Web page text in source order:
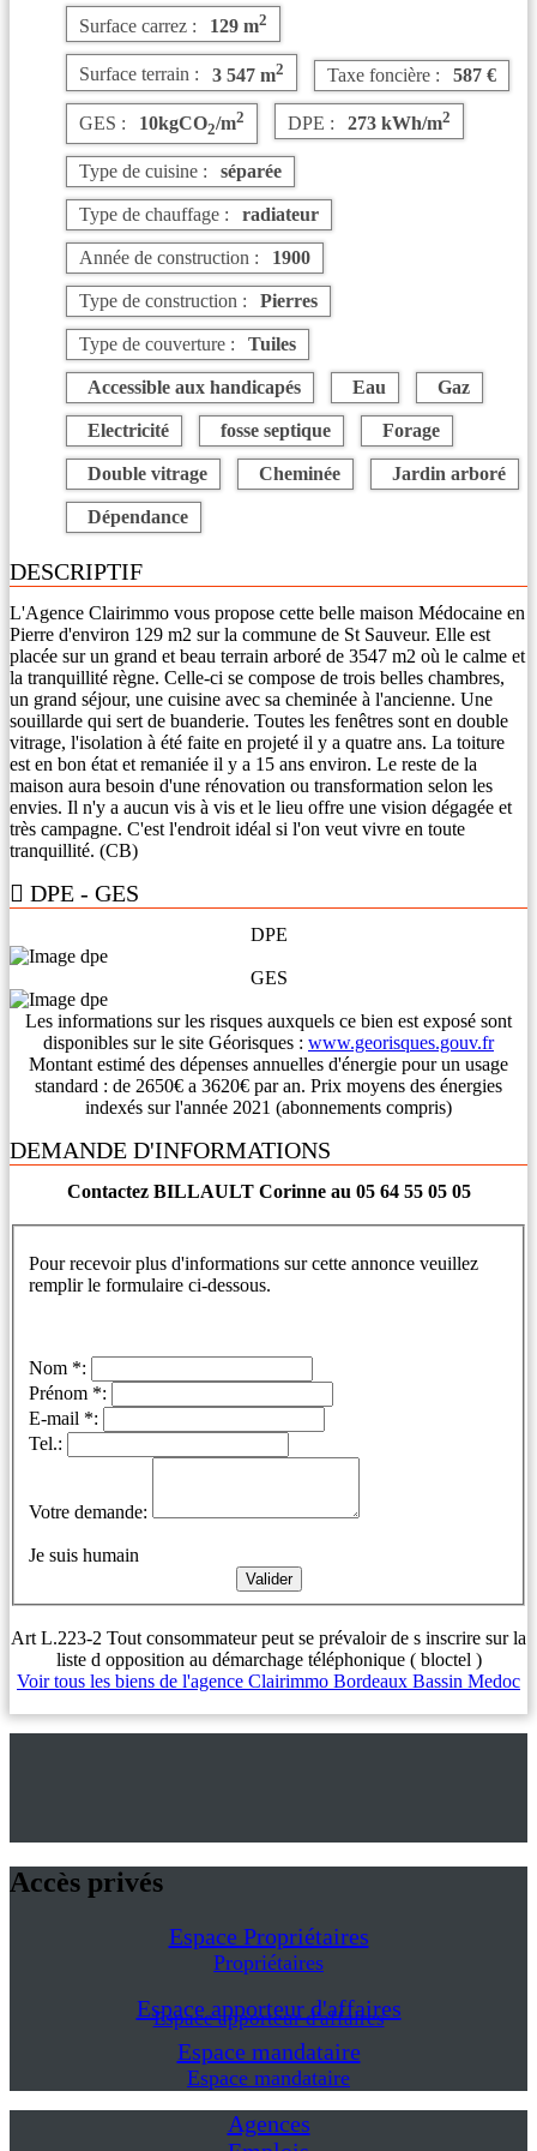
Surface carrez : 129 m2
Surface terrain : 3 547 m2 Taxe foncière : 587 €
GES : 10kgCO2/m2 DPE : 273 kWh/m2
Type de cuisine : séparée
Type de chauffage : radiateur
Année de construction : 1900
Type de construction : Pierres
Type de couverture : Tuiles
Accessible aux handicapés Eau Gaz
Electricité fosse septique Forage
Double vitrage Cheminée Jardin arboré
Dépendance
DESCRIPTIF
L'Agence Clairimmo vous propose cette belle maison Médocaine en
Pierre d'environ 129 m2 sur la commune de St Sauveur. Elle est
placée sur un grand et beau terrain arboré de 3547 m2 où le calme et
la tranquillité règne. Celle-ci se compose de trois belles chambres,
un grand séjour, une cuisine avec sa cheminée à l'ancienne. Une
souillarde qui sert de buanderie. Toutes les fenêtres sont en double
vitrage, l'isolation à été faite en projeté il y a quatre ans. La toiture
est en bon état et remaniée il y a 15 ans environ. Le reste de la
maison aura besoin d'une rénovation ou transformation selon les
envies. Il n'y a aucun vis à vis et le lieu offre une vision dégagée et
très campagne. C'est l'endroit idéal si l'on veut vivre en toute
tranquillité. (CB)
DPE - GES
DPE
GES
Les informations sur les risques auxquels ce bien est exposé sont
disponibles sur le site Géorisques : www.georisques.gouv.fr
Montant estimé des dépenses annuelles d'énergie pour un usage
standard : de 2650€ a 3620€ par an. Prix moyens des énergies
indexés sur l'année 2021 (abonnements compris)
DEMANDE D'INFORMATIONS
Contactez BILLAULT Corinne au 05 64 55 05 05
Pour recevoir plus d'informations sur cette annonce veuillez
remplir le formulaire ci-dessous.
Nom *:
Prénom *:
E-mail *:
Tel.:
Votre demande:
Je suis humain
Art L.223-2 Tout consommateur peut se prévaloir de s inscrire sur la
liste d opposition au démarchage téléphonique ( bloctel )
Voir tous les biens de l'agence Clairimmo Bordeaux Bassin Medoc
Accès privés
Espace Propriétaires
Propriétaires
Espace apporteur d'affaires
Espace apporteur d'affaires
Espace mandataire
Espace mandataire
Agences